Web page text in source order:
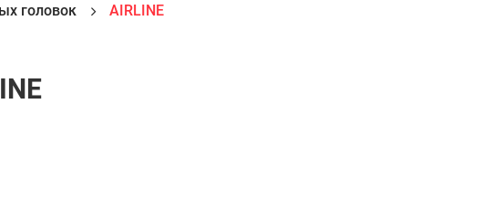
головок AIRLINE